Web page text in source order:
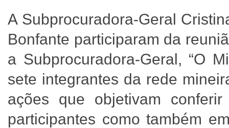
A Subprocuradora-Geral
Bonfante participaram da
a Subprocuradora-Geral, “O
sete integrantes da rede
ações que objetivam
participantes como também